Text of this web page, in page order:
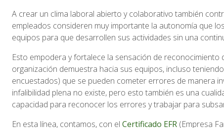
A crear un clima laboral abierto y colaborativo también
empleados consideren muy importante la autonomía que
equipos para que desarrollen sus actividades sin una
Esto empodera y fortalece la sensación de reconocimiento
organización demuestra hacia sus equipos, incluso
encuestados) que se pueden cometer errores de manera
infalibilidad plena no existe, pero esto también es una
capacidad para reconocer los errores y trabajar para
En esta línea, contamos, con el Certificado EFR (Empresa